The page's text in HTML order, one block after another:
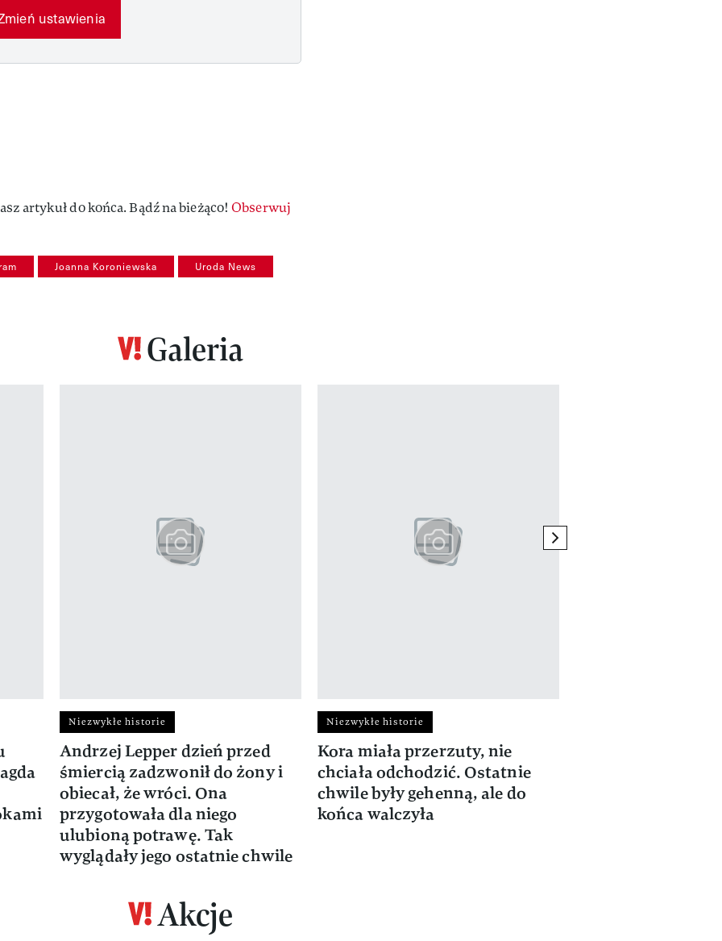
ustawienia
artykuł do końca. Bądź na bieżąco!Obserwuj
Joanna Koroniewska Uroda News
Galeria
Niezwykłe historie
Andrzej Lepper dzień przed
śmiercią zadzwonił do żony i
obiecał, że wróci. Ona
przygotowała dla niego
ulubioną potrawę. Tak
wyglądały jego ostatnie chwile
Niezwykłe historie
Kora miała przerzuty, nie
chciała odchodzić. Ostatnie
chwile były gehenną, ale do
końca walczyła
next element
Akcje